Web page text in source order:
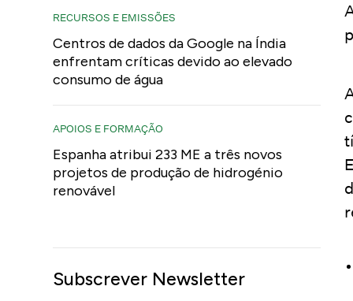
RECURSOS E EMISSÕES
Centros de dados da Google na Índia
enfrentam críticas devido ao elevado
consumo de água
APOIOS E FORMAÇÃO
Espanha atribui 233 ME a três novos
projetos de produção de hidrogénio
renovável
Subscrever Newsletter